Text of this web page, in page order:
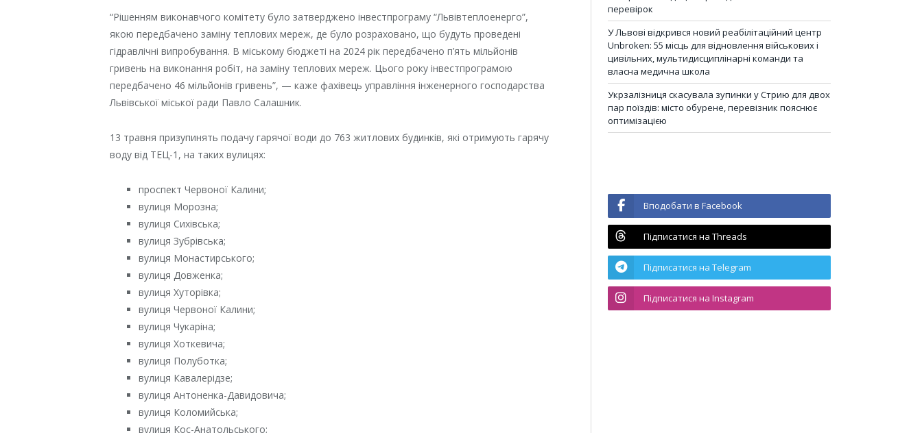
“Рішенням виконавчого комітету було затверджено інвестпрограму “Львівтеплоенерго”,
якою передбачено заміну теплових мереж, де було розраховано, що будуть проведені
гідравлічні випробування. В міському бюджеті на 2024 рік передбачено п’ять мільйонів
гривень на виконання робіт, на заміну теплових мереж. Цього року інвестпрограмою
передбачено 46 мільйонів гривень”, — каже фахівець управління інженерного господарства
Львівської міської ради Павло Салашник.
13 травня призупинять подачу гарячої води до 763 житлових будинків, які отримують гарячу
воду від ТЕЦ-1, на таких вулицях:
проспект Червоної Калини;
вулиця Морозна;
вулиця Сихівська;
вулиця Зубрівська;
вулиця Монастирського;
вулиця Довженка;
вулиця Хуторівка;
вулиця Червоної Калини;
вулиця Чукаріна;
вулиця Хоткевича;
вулиця Полуботка;
вулиця Кавалерідзе;
вулиця Антоненка-Давидовича;
вулиця Коломийська;
вулиця Кос-Анатольського;
перевірок
У Львові відкрився новий реабілітаційний центр
Unbroken: 55 місць для відновлення військових і
цивільних, мультидисциплінарні команди та
власна медична школа
Укрзалізниця скасувала зупинки у Стрию для двох
пар поїздів: місто обурене, перевізник пояснює
оптимізацією
Вподобати в Facebook
Підписатися на Threads
Підписатися на Telegram
Підписатися на Instagram